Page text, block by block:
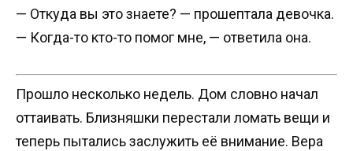
— Откуда вы это знаете? — прошептала девочка.
— Когда-то кто-то помог мне, — ответила она.
Прошло несколько недель. Дом словно начал
оттаивать. Близняшки перестали ломать вещи и
теперь пытались заслужить её внимание. Вера